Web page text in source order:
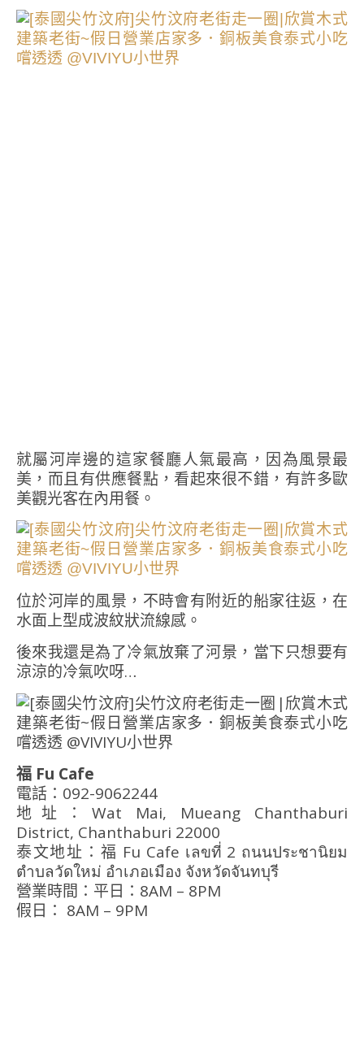
就屬河岸邊的這家餐廳人氣最高，因為風景最
美，而且有供應餐點，看起來很不錯，有許多歐
美觀光客在內用餐。
位於河岸的風景，不時會有附近的船家往返，在
水面上型成波紋狀流線感。
後來我還是為了冷氣放棄了河景，當下只想要有
涼涼的冷氣吹呀…
福 Fu Cafe
電話：092-9062244
地址：Wat Mai, Mueang Chanthaburi
District, Chanthaburi 22000
泰文地址：福 Fu Cafe เลขที่ 2 ถนนประชานิยม
ตำบลวัดใหม่ อำเภอเมือง จังหวัดจันทบุรี
營業時間：平日：8AM – 8PM
假日： 8AM – 9PM